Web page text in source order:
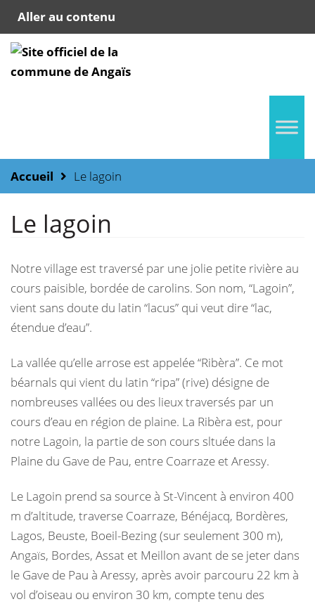
Aller au contenu
Accueil Le lagoin
Le lagoin
Notre village est traversé par une jolie petite rivière au
cours paisible, bordée de carolins. Son nom, “Lagoin”,
vient sans doute du latin “lacus” qui veut dire “lac,
étendue d’eau”.
La vallée qu’elle arrose est appelée “Ribèra”. Ce mot
béarnals qui vient du latin “ripa” (rive) désigne de
nombreuses vallées ou des lieux traversés par un
cours d’eau en région de plaine. La Ribèra est, pour
notre Lagoin, la partie de son cours sltuée dans la
Plaine du Gave de Pau, entre Coarraze et Aressy.
Le Lagoin prend sa source à St-Vincent à environ 400
m d’altitude, traverse Coarraze, Bénéjacq, Bordères,
Lagos, Beuste, Boeil-Bezing (sur seulement 300 m),
Angaïs, Bordes, Assat et Meillon avant de se jeter dans
le Gave de Pau à Aressy, après avoir parcouru 22 km à
vol d’oiseau ou environ 30 km, compte tenu des